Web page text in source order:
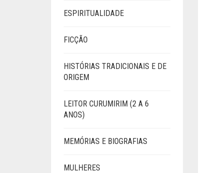
ESPIRITUALIDADE
FICÇÃO
HISTÓRIAS TRADICIONAIS E DE
ORIGEM
LEITOR CURUMIRIM (2 A 6
ANOS)
MEMÓRIAS E BIOGRAFIAS
MULHERES